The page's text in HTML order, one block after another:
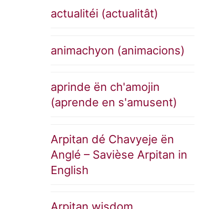
actualitéi (actualitât)
animachyon (animacions)
aprinde ën ch'amojin
(aprende en s'amusent)
Arpitan dé Chavyeje ën
Anglé – Savièse Arpitan in
English